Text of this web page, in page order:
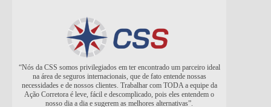
“Nós da CSS somos privilegiados em ter encontrado um parceiro ideal
na área de seguros internacionais, que de fato entende nossas
necessidades e de nossos clientes. Trabalhar com TODA a equipe da
Ação Corretora é leve, fácil e descomplicado, pois eles entendem o
nosso dia a dia e sugerem as melhores alternativas”.